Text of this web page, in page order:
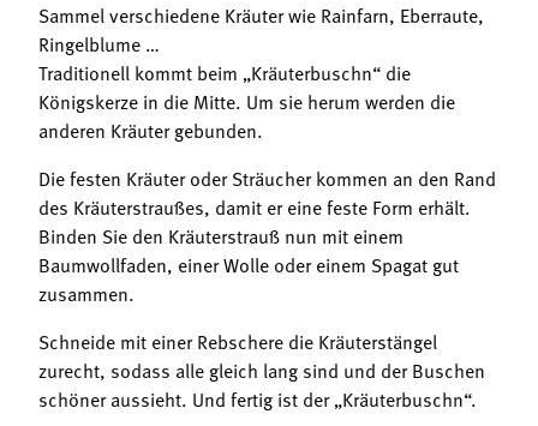
Sammel verschiedene Kräuter wie Rainfarn, Eberraute,
Ringelblume …
Traditionell kommt beim „Kräuterbuschn“ die
Königskerze in die Mitte. Um sie herum werden die
anderen Kräuter gebunden.
Die festen Kräuter oder Sträucher kommen an den Rand
des Kräuterstraußes, damit er eine feste Form erhält.
Binden Sie den Kräuterstrauß nun mit einem
Baumwollfaden, einer Wolle oder einem Spagat gut
zusammen.
Schneide mit einer Rebschere die Kräuterstängel
zurecht, sodass alle gleich lang sind und der Buschen
schöner aussieht. Und fertig ist der „Kräuterbuschn“.